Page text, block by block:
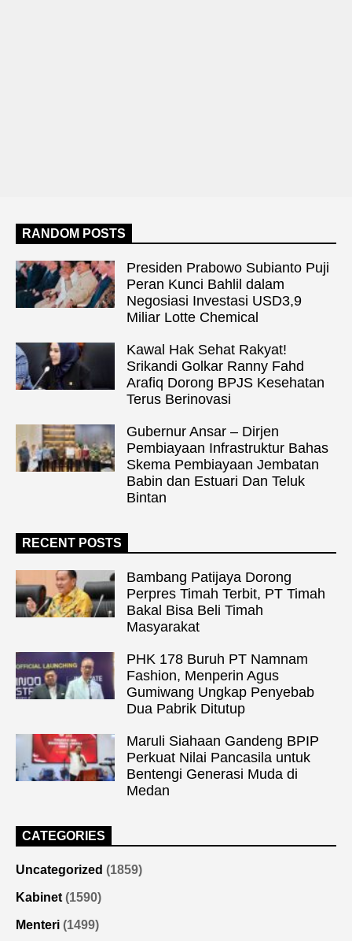
RANDOM POSTS
Presiden Prabowo Subianto Puji
Peran Kunci Bahlil dalam
Negosiasi Investasi USD3,9
Miliar Lotte Chemical
Kawal Hak Sehat Rakyat!
Srikandi Golkar Ranny Fahd
Arafiq Dorong BPJS Kesehatan
Terus Berinovasi
Gubernur Ansar – Dirjen
Pembiayaan Infrastruktur Bahas
Skema Pembiayaan Jembatan
Babin dan Estuari Dan Teluk
Bintan
RECENT POSTS
Bambang Patijaya Dorong
Perpres Timah Terbit, PT Timah
Bakal Bisa Beli Timah
Masyarakat
PHK 178 Buruh PT Namnam
Fashion, Menperin Agus
Gumiwang Ungkap Penyebab
Dua Pabrik Ditutup
Maruli Siahaan Gandeng BPIP
Perkuat Nilai Pancasila untuk
Bentengi Generasi Muda di
Medan
CATEGORIES
Uncategorized (1859)
Kabinet (1590)
Menteri (1499)